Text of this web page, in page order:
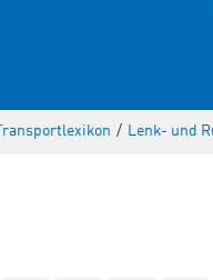
Transportlexikon / Lenk- und